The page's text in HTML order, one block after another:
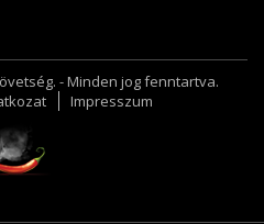
- Minden jog fenntartva.
Impresszum